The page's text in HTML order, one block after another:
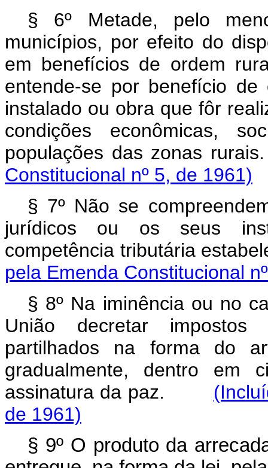
§ 6º Metade, pelo
municípios, por efeito do
em benefícios de ordem
entende-se por benefício
instalado ou obra que fôr
condições econômicas,
populações das zonas
Constitucional nº 5, de 1961)
§ 7º Não se
jurídicos ou os seus
competência tributária
pela Emenda Constitucional
§ 8º Na iminência ou no
União decretar
partilhados na forma do
gradualmente, dentro em
assinatura da paz.
de 1961)
§ 9º O produto da